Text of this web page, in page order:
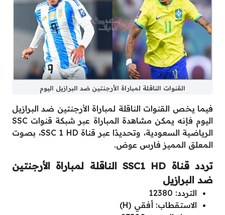
القنوات الناقلة لمباراة الأرجنتين ضد البرازيل اليوم
فيما يخص القنوات الناقلة لمباراة الأرجنتين ضد البرازيل
اليوم فإنه يمكن مشاهدة المباراة عبر شبكة قنوات SSC
الرياضية السعودية، وتحديدًا عبر قناة SSC 1 HD، بصوت
المعلق المميز فارس عوض.
تردد قناة SSC1 HD الناقلة لمباراة الأرجنتين
ضد البرازيل
التردد: 12380
الاستقطاب: أفقي (H)